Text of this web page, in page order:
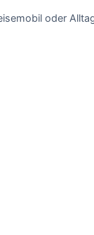
oder